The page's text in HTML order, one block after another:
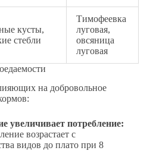
кусты,
стебли
Тимофеевка
луговая,
овсяница
луговая
на добровольное
увеличивает потребление:
возрастает с
видов до плато при 8